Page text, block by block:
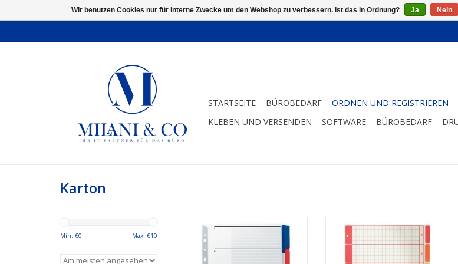
STARTSEITE BÜROBEDARF ORDNEN UND REGISTRIEREN
KLEBEN UND VERSENDEN
SOFTWARE BÜROBEDARF
Karton
Min: €0 Max: €10
Für Format A4. 5 Blatt Blanko.
Stabiler Karton. Mehrfarbig.
ZUM WARENKORB HINZUFÜGEN
Für Format A4. 6 Blatt Blanko.
Farbige Taben. Extrastarker
Recyclingkarton. Blauer Engel.
Wir benutzen Cookies nur für interne Zwecke um den Webshop zu verbessern. Ist das in Ordnung? Ja Nein